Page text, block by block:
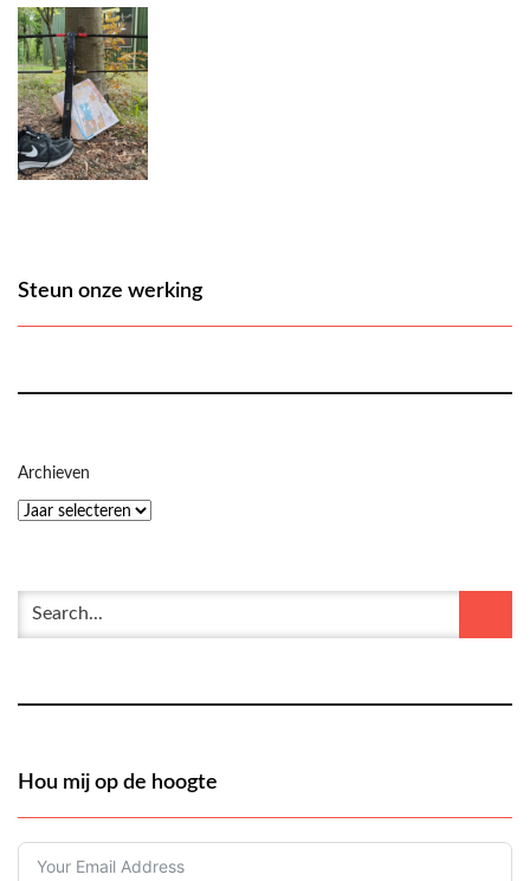
Steun onze werking
Archieven
Hou mij op de hoogte